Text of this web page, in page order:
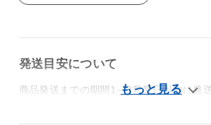
発送目安について
商品発送までの期間1～3営業日以内に発